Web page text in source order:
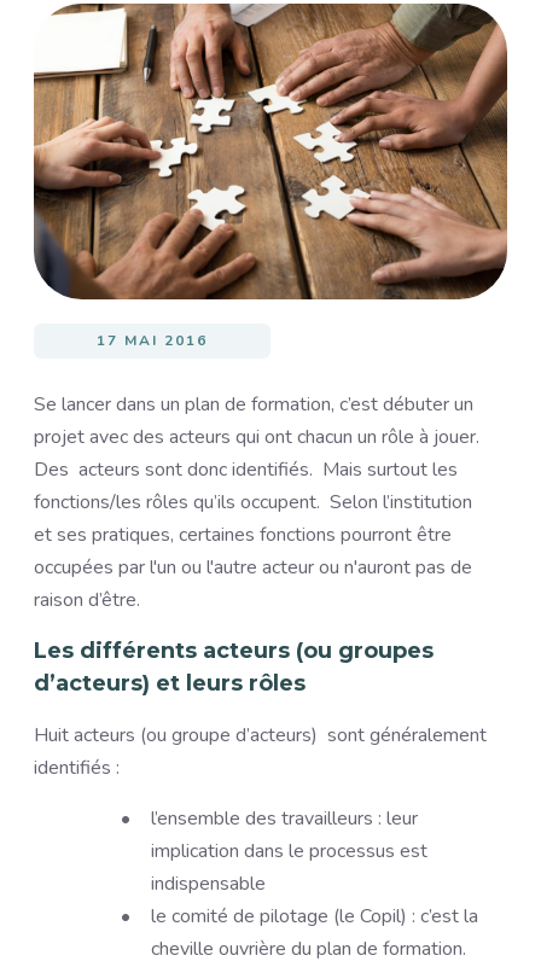
17 MAI 2016
Se lancer dans un plan de formation, c’est débuter un
projet avec des acteurs qui ont chacun un rôle à jouer.
Des acteurs sont donc identifiés. Mais surtout les
fonctions/les rôles qu’ils occupent. Selon l’institution
et ses pratiques, certaines fonctions pourront être
occupées par l'un ou l'autre acteur ou n'auront pas de
raison d’être.
Les différents acteurs (ou groupes
d’acteurs) et leurs rôles
Huit acteurs (ou groupe d’acteurs) sont généralement
identifiés :
l’ensemble des travailleurs : leur
implication dans le processus est
indispensable
le comité de pilotage (le Copil) : c’est la
cheville ouvrière du plan de formation.